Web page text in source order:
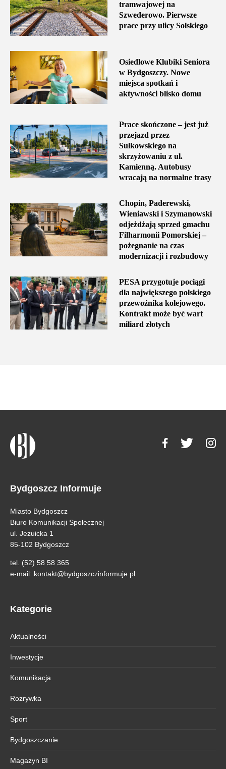
tramwajowej na
Szwederowo. Pierwsze
prace przy ulicy Solskiego
Osiedlowe Klubiki Seniora
w Bydgoszczy. Nowe
miejsca spotkań i
aktywności blisko domu
Prace skończone – jest już
przejazd przez
Sułkowskiego na
skrzyżowaniu z ul.
Kamienną. Autobusy
wracają na normalne trasy
Chopin, Paderewski,
Wieniawski i Szymanowski
odjeżdżają sprzed gmachu
Filharmonii Pomorskiej –
pożegnanie na czas
modernizacji i rozbudowy
PESA przygotuje pociągi
dla największego polskiego
przewoźnika kolejowego.
Kontrakt może być wart
miliard złotych
Bydgoszcz Informuje
Miasto Bydgoszcz
Biuro Komunikacji Społecznej
ul. Jezuicka 1
85-102 Bydgoszcz
tel. (52) 58 58 365
e-mail: kontakt@bydgoszczinformuje.pl
Kategorie
Aktualności
Inwestycje
Komunikacja
Rozrywka
Sport
Bydgoszczanie
Magazyn BI